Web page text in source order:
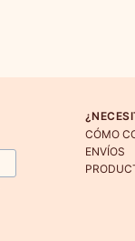
CÓMO
ENVÍOS